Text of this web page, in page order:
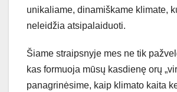
unikaliame, dinamiškame klimate,
neleidžia atsipalaiduoti.
Šiame straipsnyje mes ne tik
kas formuoja mūsų kasdienę orų
panagrinėsime, kaip klimato kaita